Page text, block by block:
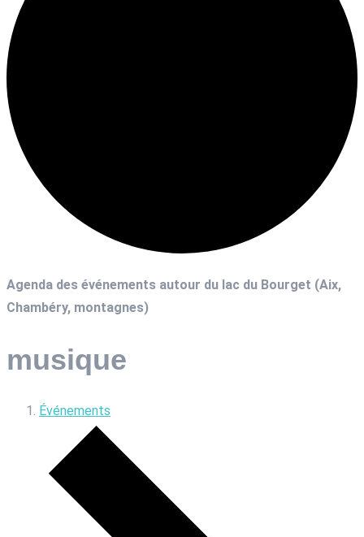
Agenda des événements autour du lac du Bourget (Aix,
Chambéry, montagnes)
musique
Événements